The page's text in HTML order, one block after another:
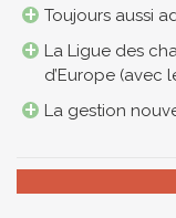
Toujours aussi
La Ligue des
d’Europe (avec
La gestion